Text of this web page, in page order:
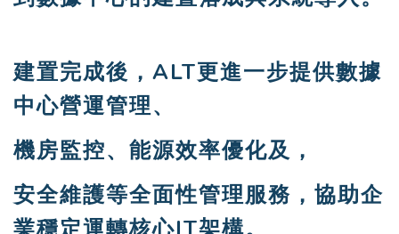
建置完成後，ALT更進一步提供數據
中心營運管理、
機房監控、能源效率優化及，
安全維護等全面性管理服務，協助企
業穩定運轉核心IT架構。